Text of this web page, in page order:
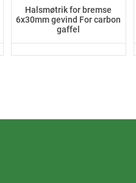
Halsmøtrik for bremse
6x30mm gevind For carbon
gaffel